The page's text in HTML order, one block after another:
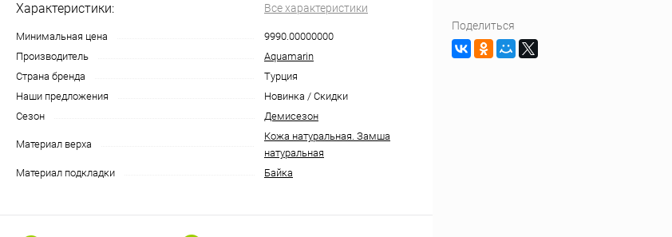
Характеристики: Все характеристики
Минимальная цена
9990.00000000
Производитель
Aquamarin
Страна бренда
Турция
Наши предложения
Новинка / Скидки
Сезон
Демисезон
Материал верха
Кожа натуральная. Замша
натуральная
Материал подкладки
Байка
Поделиться